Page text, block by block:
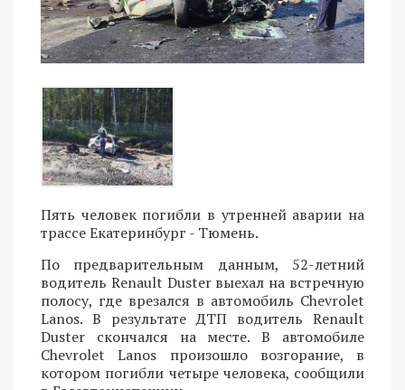
Пять человек погибли в утренней аварии на
трассе Екатеринбург - Тюмень.
По предварительным данным, 52-летний
водитель Renault Duster выехал на встречную
полосу, где врезался в автомобиль Chevrolet
Lanos. В результате ДТП водитель Renault
Duster скончался на месте. В автомобиле
Chevrolet Lanos произошло возгорание, в
котором погибли четыре человека, сообщили